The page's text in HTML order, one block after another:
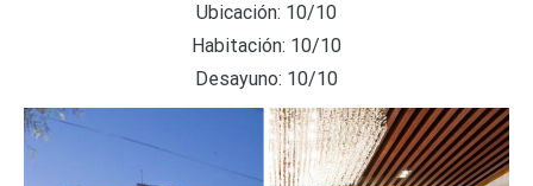
Ubicación: 10/10
Habitación: 10/10
Desayuno: 10/10